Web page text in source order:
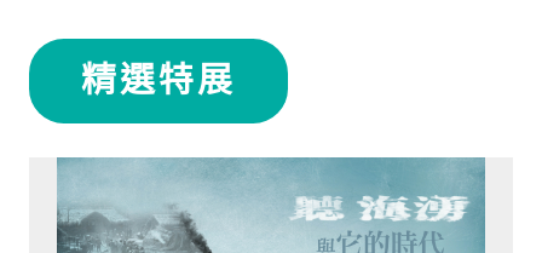
精選特展